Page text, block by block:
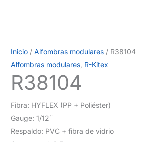
Inicio/ Alfombras modulares/ R38104
Alfombras modulares, R-Kitex
R38104
Fibra: HYFLEX (PP + Poliéster)
Gauge: 1/12¨
Respaldo: PVC + fibra de vidrio